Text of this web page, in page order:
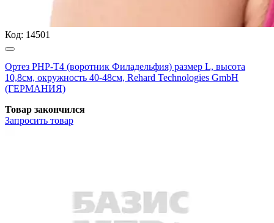
Код: 14501
Ортез РНР-Т4 (воротник Филадельфия) размер L, высота
10,8см, окружность 40-48см, Rehard Technologies GmbH
(ГЕРМАНИЯ)
Товар закончился
Запросить товар